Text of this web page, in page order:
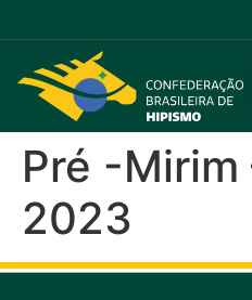
Pré -Mirim
2023